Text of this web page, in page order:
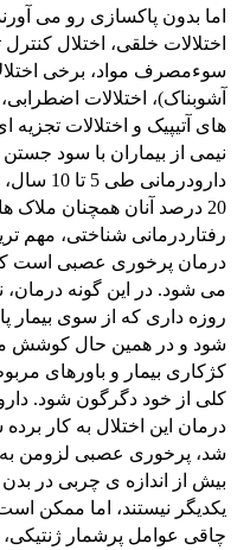
اما بدون پاکسازی رو می
اختلالات خلقی، اختلال
سوءمصرف مواد، برخی
آشوبناک)، اختلالات
های آتیپیک و اختلالات
نیمی از بیماران با سود
20 درصد آنان همچنان ملاک
رفتاردرمانی شناختی، مهم
می شود. در این گونه
روزه داری که از سوی
شود و در همین حال کوشش
کژکاری بیمار و باورهای
کلی از خود دگرگون شود.
درمان این اختلال به کار
شد، پرخوری عصبی لزومن
بیش از اندازه ی چربی در
یکدیگر نیستند، اما ممکن
چاقی عوامل پرشمار